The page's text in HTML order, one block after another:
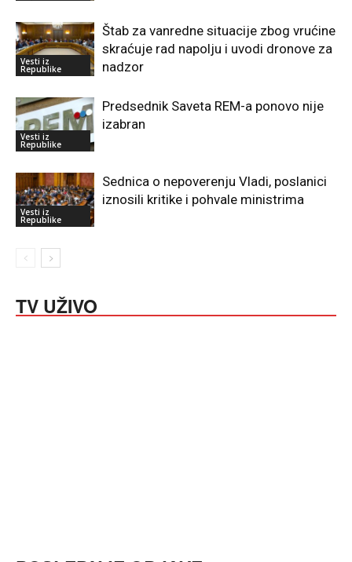
Vesti iz
Republike
Štab za vanredne situacije zbog vrućine
skraćuje rad napolju i uvodi dronove za
nadzor
Vesti iz
Republike
Predsednik Saveta REM-a ponovo nije
izabran
Vesti iz
Republike
Sednica o nepoverenju Vladi, poslanici
iznosili kritike i pohvale ministrima
TV UŽIVO